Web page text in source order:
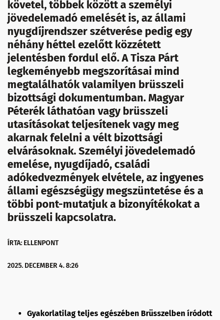
követel, többek között a személyi
jövedelemadó emelését is, az állami
nyugdíjrendszer szétverése pedig egy
néhány héttel ezelőtt közzétett
jelentésben fordul elő. A Tisza Párt
legkeményebb megszorításai mind
megtalálhatók valamilyen brüsszeli
bizottsági dokumentumban. Magyar
Péterék láthatóan vagy brüsszeli
utasításokat teljesítenek vagy meg
akarnak felelni a vélt bizottsági
elvárásoknak. Személyi jövedelemadó
emelése, nyugdíjadó, családi
adókedvezmények elvétele, az ingyenes
állami egészségügy megszüntetése és a
többi pont-mutatjuk a bizonyítékokat a
brüsszeli kapcsolatra.
ÍRTA: ELLENPONT
2025. DECEMBER 4. 8:26
Gyakorlatilag teljes egészében Brüsszelben íródott